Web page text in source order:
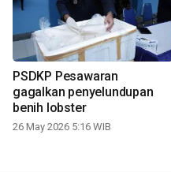
PSDKP Pesawaran
gagalkan penyelundupan
benih lobster
26 May 2026 5:16 WIB